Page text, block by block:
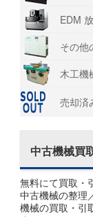
EDM
その他
木工機
売却済
中古機械買
無料にて買取・
中古機械の整理
機械の買取・引